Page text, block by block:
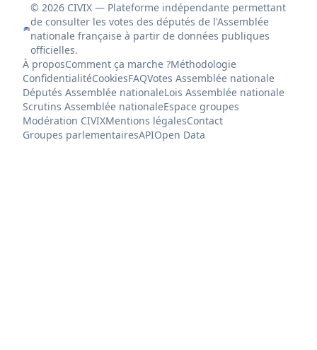
© 2026 CIVIX — Plateforme indépendante permettant
de consulter les votes des députés de l'Assemblée
nationale française à partir de données publiques
officielles.
À proposComment ça marche ?Méthodologie
ConfidentialitéCookiesFAQVotes Assemblée nationale
Députés Assemblée nationaleLois Assemblée nationale
Scrutins Assemblée nationaleEspace groupes
Modération CIVIXMentions légalesContact
Groupes parlementairesAPIOpen Data